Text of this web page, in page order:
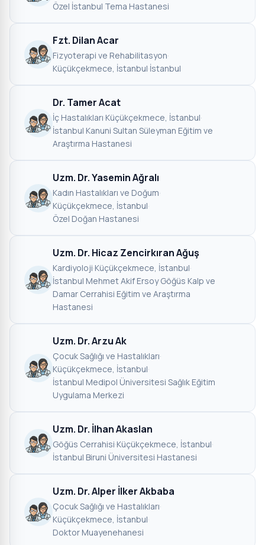
Özel İstanbul Tema Hastanesi
Fzt. Dilan Acar
Fizyoterapi ve Rehabilitasyon·
Küçükçekmece, İstanbul·İstanbul
Dr. Tamer Acat
İç Hastalıkları·Küçükçekmece, İstanbul·
İstanbul Kanuni Sultan Süleyman Eğitim ve
Araştırma Hastanesi
Uzm. Dr. Yasemin Ağralı
Kadın Hastalıkları ve Doğum·
Küçükçekmece, İstanbul·
Özel Doğan Hastanesi
Uzm. Dr. Hicaz Zencirkıran Ağuş
Kardiyoloji·Küçükçekmece, İstanbul·
İstanbul Mehmet Akif Ersoy Göğüs Kalp ve
Damar Cerrahisi Eğitim ve Araştırma
Hastanesi
Uzm. Dr. Arzu Ak
Çocuk Sağlığı ve Hastalıkları·
Küçükçekmece, İstanbul·
İstanbul Medipol Üniversitesi Sağlık Eğitim
Uygulama Merkezi
Uzm. Dr. İlhan Akaslan
Göğüs Cerrahisi·Küçükçekmece, İstanbul·
İstanbul Biruni Üniversitesi Hastanesi
Uzm. Dr. Alper İlker Akbaba
Çocuk Sağlığı ve Hastalıkları·
Küçükçekmece, İstanbul·
Doktor Muayenehanesi